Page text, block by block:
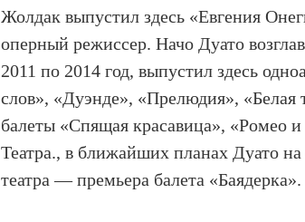
Жолдак выпустил здесь «Евгения
оперный режиссер. Начо Дуато
2011 по 2014 год, выпустил здесь
слов», «Дуэнде», «Прелюдия»,
балеты «Спящая красавица»,
Театра., в ближайших планах Дуато
театра — премьера балета «Баядерка».